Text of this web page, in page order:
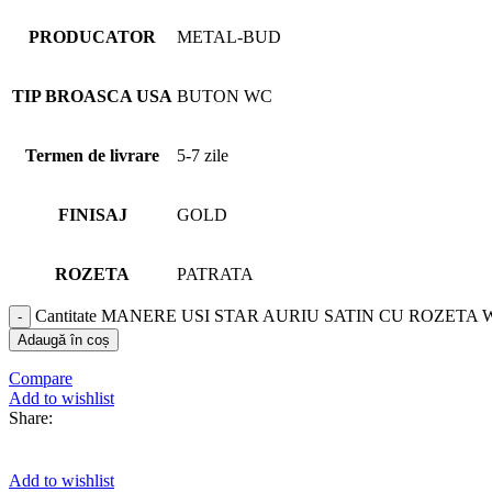
PRODUCATOR METAL-BUD
TIP BROASCA USA BUTON WC
Termen de livrare 5-7 zile
FINISAJ GOLD
ROZETA PATRATA
Cantitate MANERE USI STAR AURIU SATIN CU ROZETA
Adaugă în coș
Compare
Add to wishlist
Share:
Add to wishlist